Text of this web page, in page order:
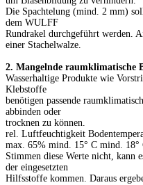
Die Spachtelung (mind. 2 mm)
dem WULFF
Rundrakel durchgeführt werden.
einer Stachelwalze.
2. Mangelnde raumklimatische
Wasserhaltige Produkte wie
Klebstoffe
benötigen passende
abbinden oder
trocknen zu können.
rel. Luftfeuchtigkeit
max. 65% mind. 15° C mind. 18°
Stimmen diese Werte nicht, kann
der eingesetzten
Hilfsstoffe kommen. Daraus